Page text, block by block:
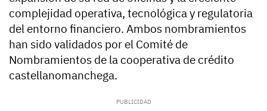
complejidad operativa, tecnológica y regulatoria
del entorno financiero. Ambos nombramientos
han sido validados por el Comité de
Nombramientos de la cooperativa de crédito
castellanomanchega.